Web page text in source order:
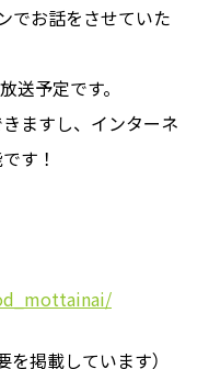
でお話をさせていた
送予定です。
ますし、インターネ
す！
掲載しています）